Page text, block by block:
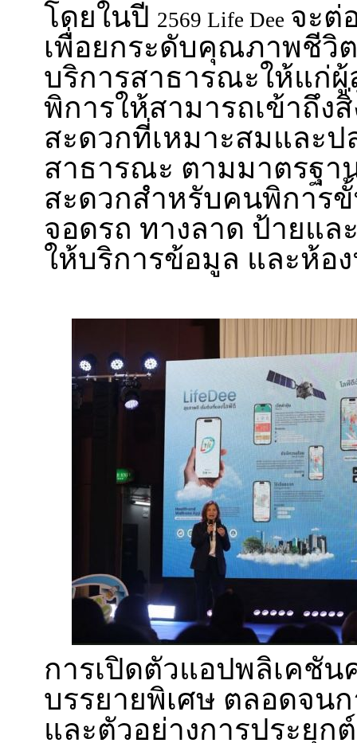
โดยในปี 2569 Life Dee จะต่
เพื่อยกระดับคุณภาพชีวิต
บริการสาธารณะให้แก่ผู้
พิการให้สามารถเข้าถึง
สะดวกที่เหมาะสมและ
สาธารณะ ตามมาตรฐา
สะดวกสำหรับคนพิการ
จอดรถ ทางลาด ป้ายแ
ให้บริการข้อมูล และห้อ
การเปิดตัวแอปพลิเคชัน
บรรยายพิเศษ ตลอดจน
และตัวอย่างการประยุก